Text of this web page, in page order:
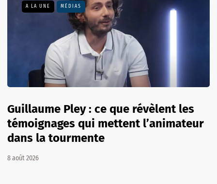
A LA UNE MÉDIAS
Guillaume Pley : ce que révèlent les
témoignages qui mettent l’animateur
dans la tourmente
8 août 2026